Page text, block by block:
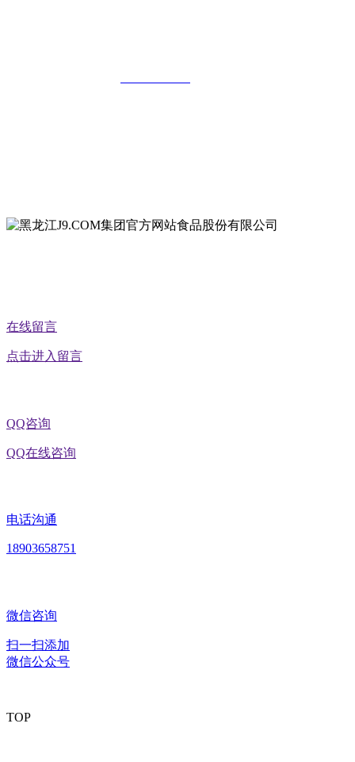
在线留言
点击进入留言
QQ咨询
QQ在线咨询
电话沟通
18903658751
微信咨询
扫一扫添加
微信公众号
TOP